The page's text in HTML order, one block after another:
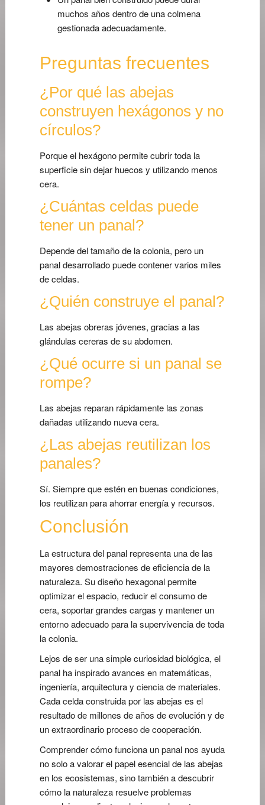
muchos años dentro de una colmena
gestionada adecuadamente.
Preguntas frecuentes
¿Por qué las abejas
construyen hexágonos y no
círculos?
Porque el hexágono permite cubrir toda la
superficie sin dejar huecos y utilizando menos
cera.
¿Cuántas celdas puede
tener un panal?
Depende del tamaño de la colonia, pero un
panal desarrollado puede contener varios miles
de celdas.
¿Quién construye el panal?
Las abejas obreras jóvenes, gracias a las
glándulas cereras de su abdomen.
¿Qué ocurre si un panal se
rompe?
Las abejas reparan rápidamente las zonas
dañadas utilizando nueva cera.
¿Las abejas reutilizan los
panales?
Sí. Siempre que estén en buenas condiciones,
los reutilizan para ahorrar energía y recursos.
Conclusión
La estructura del panal representa una de las
mayores demostraciones de eficiencia de la
naturaleza. Su diseño hexagonal permite
optimizar el espacio, reducir el consumo de
cera, soportar grandes cargas y mantener un
entorno adecuado para la supervivencia de toda
la colonia.
Lejos de ser una simple curiosidad biológica, el
panal ha inspirado avances en matemáticas,
ingeniería, arquitectura y ciencia de materiales.
Cada celda construida por las abejas es el
resultado de millones de años de evolución y de
un extraordinario proceso de cooperación.
Comprender cómo funciona un panal nos ayuda
no solo a valorar el papel esencial de las abejas
en los ecosistemas, sino también a descubrir
cómo la naturaleza resuelve problemas